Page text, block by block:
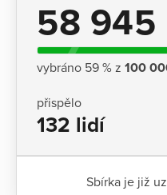
58 945
vybráno 59 % z 100
přispělo
132 lidí
Sbírka je již